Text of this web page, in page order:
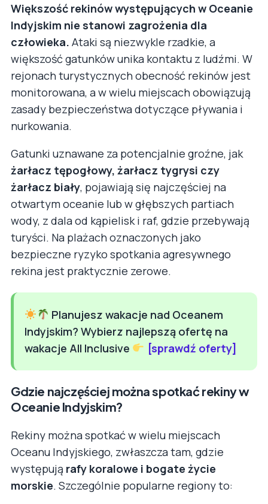
Większość rekinów występujących w Oceanie
Indyjskim nie stanowi zagrożenia dla
człowieka. Ataki są niezwykle rzadkie, a
większość gatunków unika kontaktu z ludźmi. W
rejonach turystycznych obecność rekinów jest
monitorowana, a w wielu miejscach obowiązują
zasady bezpieczeństwa dotyczące pływania i
nurkowania.
Gatunki uznawane za potencjalnie groźne, jak
żarłacz tępogłowy, żarłacz tygrysi czy
żarłacz biały, pojawiają się najczęściej na
otwartym oceanie lub w głębszych partiach
wody, z dala od kąpielisk i raf, gdzie przebywają
turyści. Na plażach oznaczonych jako
bezpieczne ryzyko spotkania agresywnego
rekina jest praktycznie zerowe.
Planujesz wakacje nad Oceanem
Indyjskim? Wybierz najlepszą ofertę na
wakacje All Inclusive
[sprawdź oferty]
Gdzie najczęściej można spotkać rekiny w
Oceanie Indyjskim?
Rekiny można spotkać w wielu miejscach
Oceanu Indyjskiego, zwłaszcza tam, gdzie
występują rafy koralowe i bogate życie
morskie. Szczególnie popularne regiony to: